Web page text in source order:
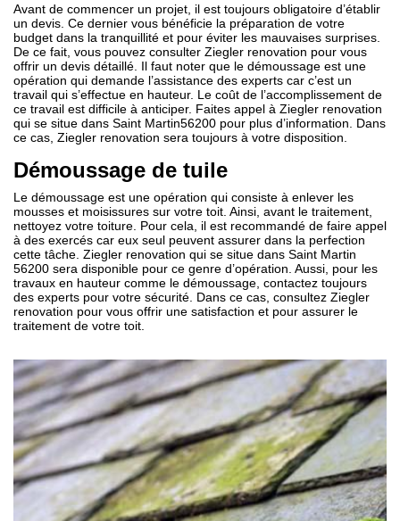
Avant de commencer un projet, il est toujours obligatoire d’établir
un devis. Ce dernier vous bénéficie la préparation de votre
budget dans la tranquillité et pour éviter les mauvaises surprises.
De ce fait, vous pouvez consulter Ziegler renovation pour vous
offrir un devis détaillé. Il faut noter que le démoussage est une
opération qui demande l’assistance des experts car c’est un
travail qui s’effectue en hauteur. Le coût de l’accomplissement de
ce travail est difficile à anticiper. Faites appel à Ziegler renovation
qui se situe dans Saint Martin56200 pour plus d’information. Dans
ce cas, Ziegler renovation sera toujours à votre disposition.
Démoussage de tuile
Le démoussage est une opération qui consiste à enlever les
mousses et moisissures sur votre toit. Ainsi, avant le traitement,
nettoyez votre toiture. Pour cela, il est recommandé de faire appel
à des exercés car eux seul peuvent assurer dans la perfection
cette tâche. Ziegler renovation qui se situe dans Saint Martin
56200 sera disponible pour ce genre d’opération. Aussi, pour les
travaux en hauteur comme le démoussage, contactez toujours
des experts pour votre sécurité. Dans ce cas, consultez Ziegler
renovation pour vous offrir une satisfaction et pour assurer le
traitement de votre toit.